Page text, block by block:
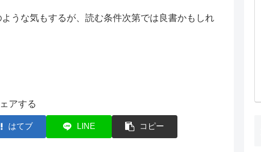
うな気もするが、読む条件次第では良書かもしれ
アする
はてブ LINE コピー